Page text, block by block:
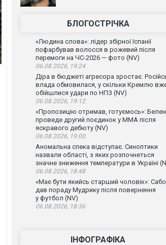
БЛОГОСТРІЧКА
«Людина слова»: лідер збірної Іспанії
пофарбував волосся в рожевий після
перемоги на ЧС-2026 — фото (NV)
06.08.2026, 19:24
Діра в бюджеті агресора зростає.
влада обмовилася, у скільки Кремлю
обійшлися удари по НПЗ (NV)
06.08.2026, 19:12
«Пропозицію отримав, готуємось»:
проведе другий поєдинок у ММА після
яскравого дебюту (NV)
06.08.2026, 19:00
Аномальна спека відступає. Синоптики
назвали області, з яких розпочнеться
значне зниження температури в Україні
06.08.2026, 18:48
«Має бути якийсь старший чоловік»: Сабо
дав пораду Мудрику після повернення
у футбол (NV)
06.08.2026, 18:36
ІНФОГРАФІКА